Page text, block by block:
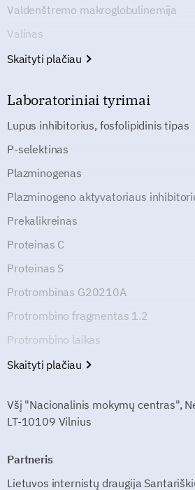
Valdenštremo makroglobulinemija
Valinas
Skaityti plačiau
Laboratoriniai tyrimai
Lupus inhibitorius, fosfolipidinis tipas
P-selektinas
Plazminogenas
Plazminogeno aktyvatoriaus
Prekalikreinas
Proteinas C
Proteinas S
Protrombinas G20210A
Protrombino fragmentas 1.2
Protrombino laikas
Skaityti plačiau
Všį "Nacionalinis mokymų centras",
LT-10109 Vilnius
Partneris
Lietuvos internistų draugija